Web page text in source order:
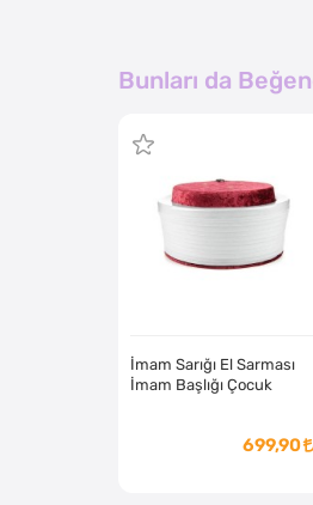
Bunları da
İmam Sarığı El Sarması
İmam Başlığı Çocuk
699,90